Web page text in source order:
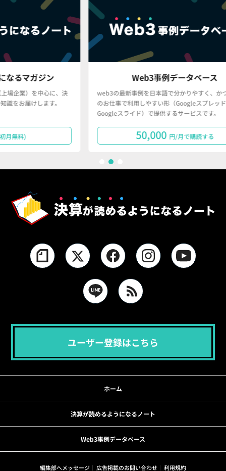
、決
Web3事例データベース
web3の最新事例を日本語で分かりやすく、かつ、皆さん
のお仕事で利用しやすい形（Googleスプレッドシート・
Googleスライド）で提供するサービスです。
50,000 円/月で購読する
ユーザー登録はこちら
ホーム
決算が読めるようになるノート
Web3事例データベース
編集部へメッセージ 広告掲載のお問い合わせ 利用規約